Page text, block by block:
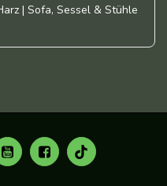
| Sofa, Sessel & Stühle